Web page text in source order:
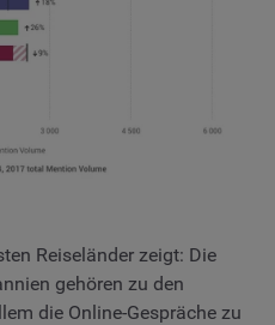
Reiseländer zeigt: Die
gehören zu den
die Online-Gespräche zu